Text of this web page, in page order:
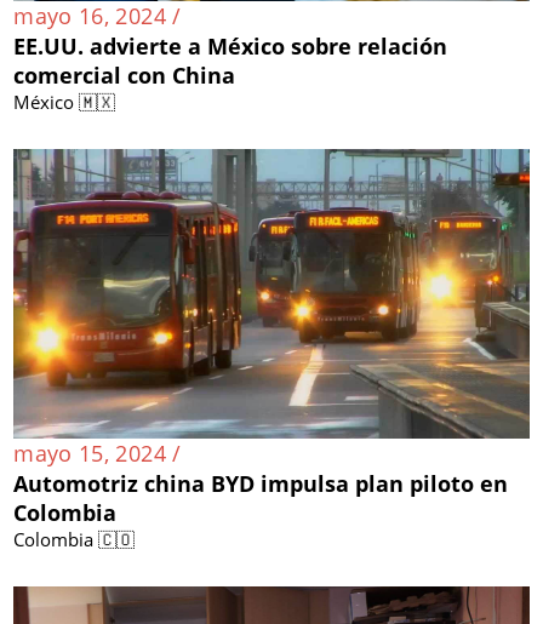
mayo 16, 2024 /
EE.UU. advierte a México sobre relación
comercial con China
México 🇲🇽
mayo 15, 2024 /
Automotriz china BYD impulsa plan piloto en
Colombia
Colombia 🇨🇴